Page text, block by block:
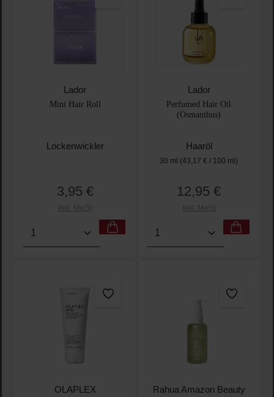
Lador
Mini Hair Roll
Lockenwickler
Regulärer Preis:
3,95 €
Inkl. MwSt
Produkt Anzahl: Gib den gewünschten Wert ein
Lador
Perfumed Hair Oil
(Osmanthus)
Haaröl
30 ml (43,17 € / 100 ml)
Regulärer Preis:
12,95 €
Inkl. MwSt
Produkt Anzahl: Gib
OLAPLEX
Rahua Amazon Beauty